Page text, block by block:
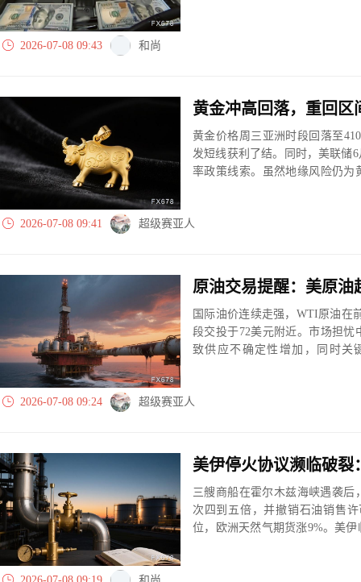
2026-07-08 09:43 和尚
黄金冲高回落，重回区
黄金价格周三亚洲时段回落至
发短线获利了结。同时，美联储
率政策线索。虽然地缘风险仍为
2026-07-08 09:41 超级赛亚人
国际油价连续走强，WTI原油在
段交投于72美元附近。市场担
致供应不确定性增加，同时关
2026-07-08 09:24
超级赛亚人
三艘商船在霍尔木兹海峡遇袭后
次四到五倍，并撤销石油销售
位，欧洲天然气期货涨9%。美